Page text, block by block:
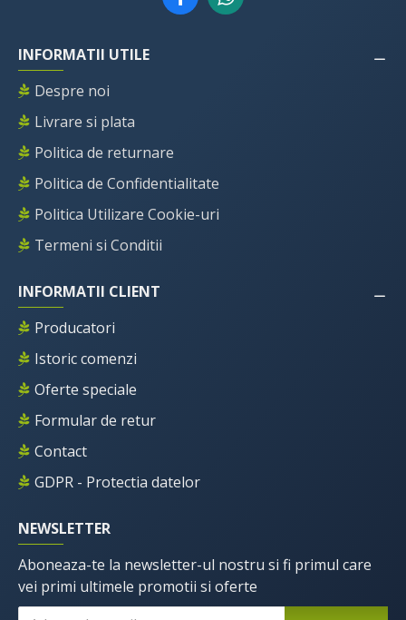
INFORMATII UTILE
Despre noi
Livrare si plata
Politica de returnare
Politica de Confidentialitate
Politica Utilizare Cookie-uri
Termeni si Conditii
INFORMATII CLIENT
Producatori
Istoric comenzi
Oferte speciale
Formular de retur
Contact
GDPR - Protectia datelor
NEWSLETTER
Aboneaza-te la newsletter-ul nostru si fi primul care
vei primi ultimele promotii si oferte